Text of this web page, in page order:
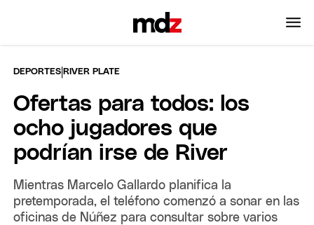
DEPORTES |RIVER PLATE
Ofertas para todos: los
ocho jugadores que
podrían irse de River
Mientras Marcelo Gallardo planifica la
pretemporada, el teléfono comenzó a sonar en las
oficinas de Núñez para consultar sobre varios